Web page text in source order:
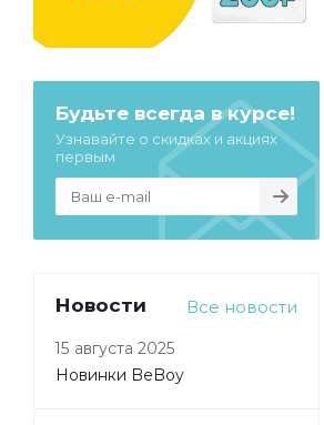
Будьте всегда в курсе!
Узнавайте о скидках и акциях
первым
Новости Все новости
15 августа 2025
Новинки BeBoy